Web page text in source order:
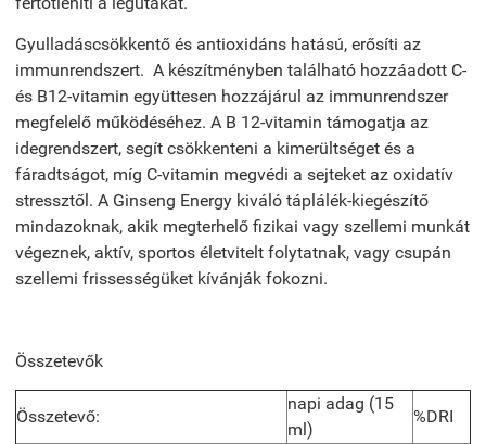
Gyulladáscsökkentő és antioxidáns hatású, erősíti az
immunrendszert. A készítményben található hozzáadott C-
és B12-vitamin együttesen hozzájárul az immunrendszer
megfelelő működéséhez. A B 12-vitamin támogatja az
idegrendszert, segít csökkenteni a kimerültséget és a
fáradtságot, míg C-vitamin megvédi a sejteket az oxidatív
stressztől. A Ginseng Energy kiváló táplálék-kiegészítő
mindazoknak, akik megterhelő fizikai vagy szellemi munkát
végeznek, aktív, sportos életvitelt folytatnak, vagy csupán
szellemi frissességüket kívánják fokozni.
Összetevők
Összetevő:
napi adag (15
ml)
%DRI